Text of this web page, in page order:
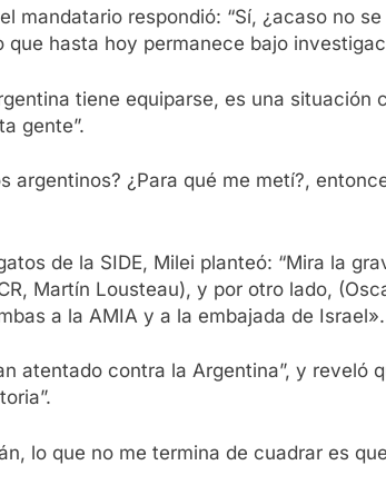
mandatario respondió: “Sí, ¿acaso no
que hasta hoy permanece bajo
tiene equiparse, es una situación
gente”.
¿Para qué me metí?,
de la SIDE, Milei planteó: “Mira la
Martín Lousteau), y por otro lado,
a la AMIA y a la embajada de Israel».
atentado contra la Argentina”, y reveló
lo que no me termina de cuadrar es